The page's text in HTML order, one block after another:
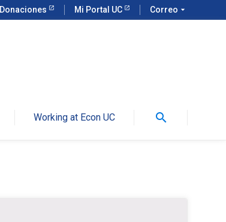
Donaciones Mi Portal UC Correo arrow_drop_down
Working at Econ UC search